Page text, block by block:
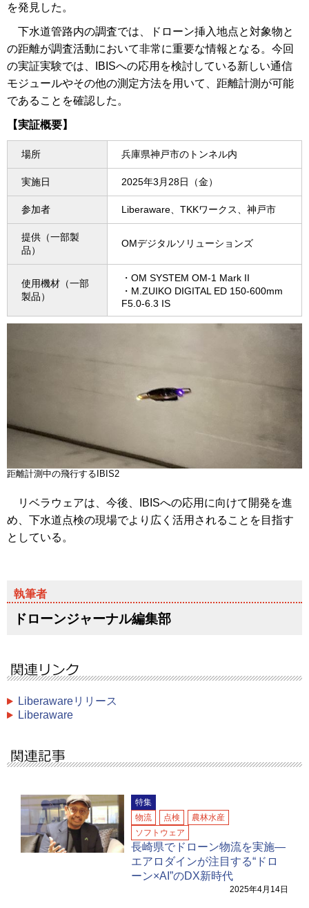
を発見した。
下水道管路内の調査では、ドローン挿入地点と対象物と
の距離が調査活動において非常に重要な情報となる。今回
の実証実験では、IBISへの応用を検討している新しい通信
モジュールやその他の測定方法を用いて、距離計測が可能
であることを確認した。
【実証概要】
場所 兵庫県神戸市のトンネル内
実施日 2025年3月28日（金）
参加者 Liberaware、TKKワークス、神戸市
提供（一部製
品）
OMデジタルソリューションズ
使用機材（一部
製品）
・OM SYSTEM OM-1 Mark II
・M.ZUIKO DIGITAL ED 150-600mm
F5.0-6.3 IS
距離計測中の飛行するIBIS2
リベラウェアは、今後、IBISへの応用に向けて開発を進
め、下水道点検の現場でより広く活用されることを目指す
としている。
ドローンジャーナル編集部
Liberawareリリース
Liberaware
特集
物流
点検
農林水産
ソフトウェア
長崎県でドローン物流を実施―
エアロダインが注目する“ドロ
ーン×AI”のDX新時代
2025年4月14日